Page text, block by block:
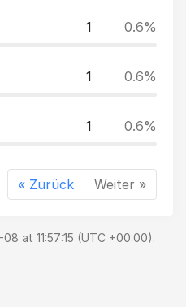
1 0.6%
1 0.6%
1 0.6%
« Zurück Weiter »
at 11:57:15 (UTC +00:00).